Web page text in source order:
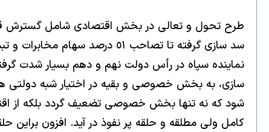
طرح تحول و تعالى در بخش اقتصادى شامل گسترش
شود كه نه تنها بخش خصوصى تضعيف گردد بلكه از
كامل ولى مطلقه و حلقه پر نفوذ در آيد. افزون براين